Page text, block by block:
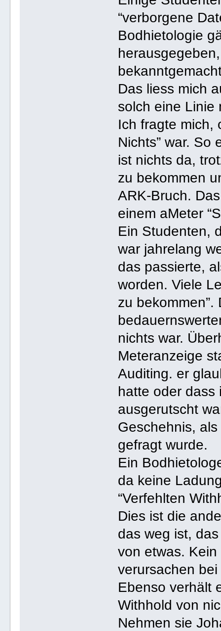
“verborgene
Bodhietologie
Das liess mich
solch eine Linie
Ich fragte mich,
Nichts” war. So
ist nichts da,
zu bekommen
ARK-Bruch.
einem aMeter
Ein Studenten,
war jahrelang
das passierte,
worden. Viele
zu
nichts war.
Meteranzeige
Auditing. er
hatte oder dass
ausgerutscht
Geschehnis,
gefragt wurde.
Ein
da keine
“Verfehlten
Dies ist die
das weg ist,
von etwas.
verursachen
Ebenso verhält
Withhold von
Nehmen sie